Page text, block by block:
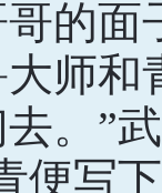
的面
师和
。”
便写